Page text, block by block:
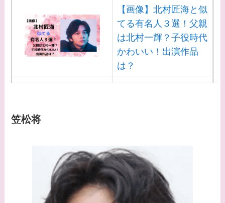
【画像】北村匠海と似
てる有名人３選！父親
は北村一輝？子役時代
かわいい！出演作品
は？
【画像】山田裕貴の家
系図・家族構成は？嫁
西野七瀬との馴れ初め
や現在の活動は？
笠松将